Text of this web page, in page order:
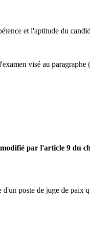
et l'aptitude du
visé au paragraphe
par l'article 9 du
poste de juge de paix